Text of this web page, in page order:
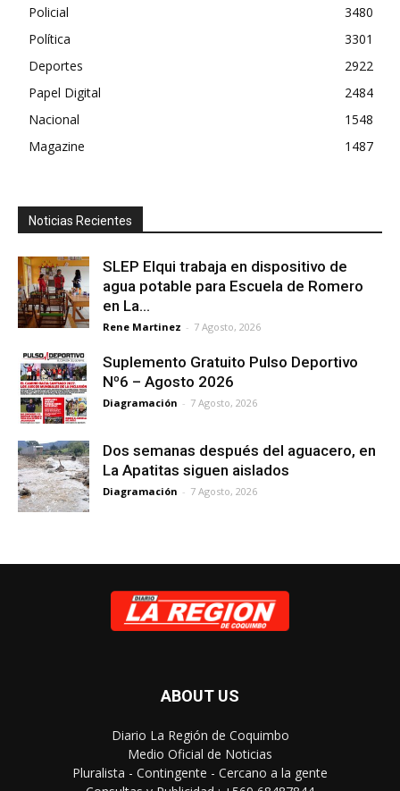
Policial
3480
Política
3301
Deportes
2922
Papel Digital
2484
Nacional
1548
Magazine
1487
Noticias Recientes
SLEP Elqui trabaja en dispositivo de
agua potable para Escuela de Romero
en La...
Rene Martinez - 7 Agosto, 2026
Suplemento Gratuito Pulso Deportivo
Nº6 – Agosto 2026
Diagramación - 7 Agosto, 2026
Dos semanas después del aguacero, en
La Apatitas siguen aislados
Diagramación - 7 Agosto, 2026
ABOUT US
Diario La Región de Coquimbo
Medio Oficial de Noticias
Pluralista - Contingente - Cercano a la gente